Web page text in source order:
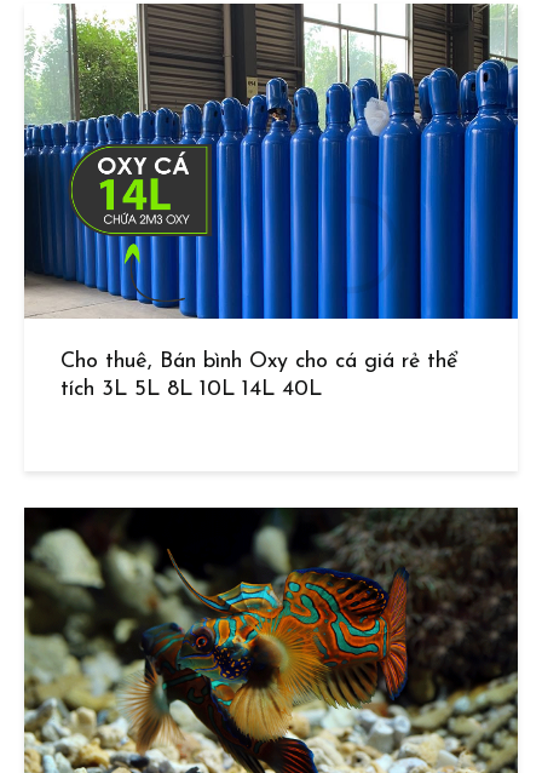
Cho thuê, Bán bình Oxy cho cá giá rẻ thể
tích 3L 5L 8L 10L 14L 40L